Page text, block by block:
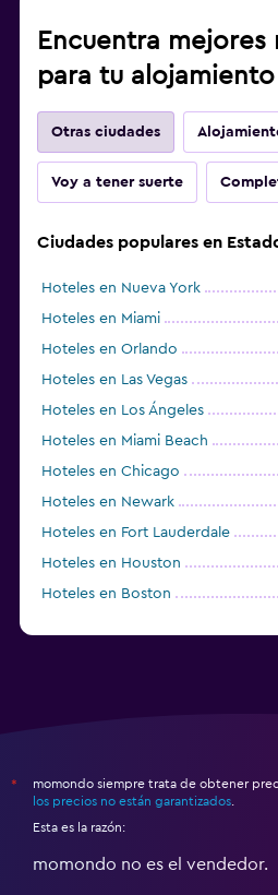
Encuentra mejores
para tu
Otras ciudades
Voy a tener suerte
Ciudades populares en
Hoteles en Nueva York
Hoteles en Miami
Hoteles en Orlando
Hoteles en Las Vegas
Hoteles en Los Ángeles
Hoteles en Miami Beach
Hoteles en Chicago
Hoteles en Newark
Hoteles en Fort Lauderdale
Hoteles en Houston
Hoteles en Boston
*
momondo siempre trata de obtener
los precios no están garantizados
Esta es la razón:
momondo no es el vendedor.